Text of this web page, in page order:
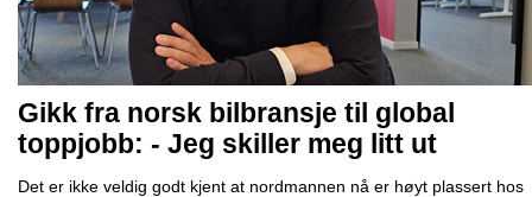
Gikk fra norsk bilbransje til global
toppjobb: - Jeg skiller meg litt ut
Det er ikke veldig godt kjent at nordmannen nå er høyt plassert hos